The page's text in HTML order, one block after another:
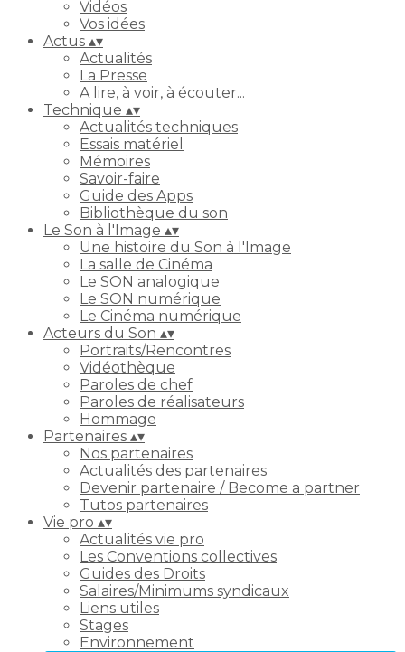
Vidéos
Vos idées
Actus ▴▾
Actualités
La Presse
A lire, à voir, à écouter...
Technique ▴▾
Actualités techniques
Essais matériel
Mémoires
Savoir-faire
Guide des Apps
Bibliothèque du son
Le Son à l'Image ▴▾
Une histoire du Son à l'Image
La salle de Cinéma
Le SON analogique
Le SON numérique
Le Cinéma numérique
Acteurs du Son ▴▾
Portraits/Rencontres
Vidéothèque
Paroles de chef
Paroles de réalisateurs
Hommage
Partenaires ▴▾
Nos partenaires
Actualités des partenaires
Devenir partenaire / Become a partner
Tutos partenaires
Vie pro ▴▾
Actualités vie pro
Les Conventions collectives
Guides des Droits
Salaires/Minimums syndicaux
Liens utiles
Stages
Environnement